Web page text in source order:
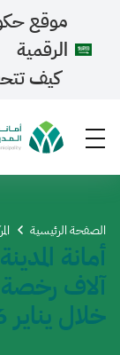
موقع
الرقمية
كيف
الصفحة الرئيسية
آلاف
خلال يناير 2026